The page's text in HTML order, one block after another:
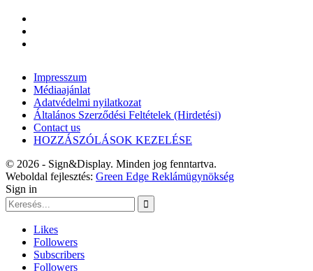
Impresszum
Médiaajánlat
Adatvédelmi nyilatkozat
Általános Szerződési Feltételek (Hirdetési)
Contact us
HOZZÁSZÓLÁSOK KEZELÉSE
© 2026 - Sign&Display. Minden jog fenntartva.
Weboldal fejlesztés: Green Edge Reklámügynökség
Sign in
Likes
Followers
Subscribers
Followers